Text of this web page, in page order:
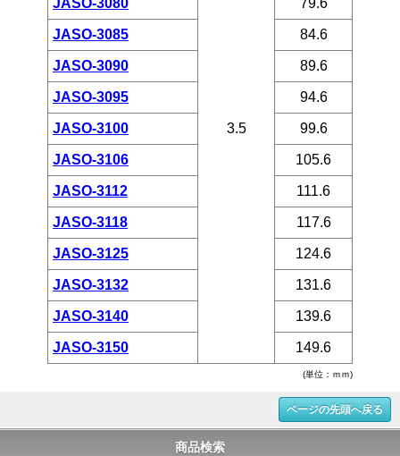
(単位：ｍｍ)
3.5
JASO-3080 79.6
JASO-3085 84.6
JASO-3090 89.6
JASO-3095 94.6
JASO-3100 99.6
JASO-3106 105.6
JASO-3112 111.6
JASO-3118 117.6
JASO-3125 124.6
JASO-3132 131.6
JASO-3140 139.6
JASO-3150 149.6
ページの先頭へ戻る
商品検索